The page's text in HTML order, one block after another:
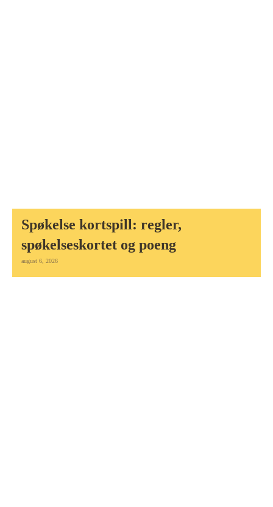
Spøkelse kortspill: regler,
spøkelseskortet og poeng
august 6, 2026